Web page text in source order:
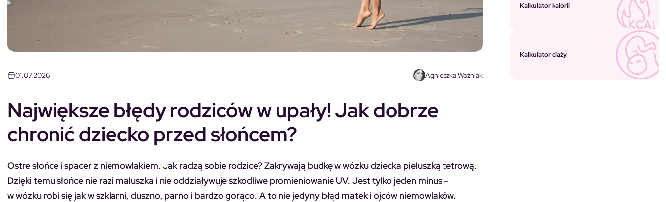
01.07.2026 Agnieszka Woźniak
Największe błędy rodziców w upały! Jak dobrze
chronić dziecko przed słońcem?
Ostre słońce i spacer z niemowlakiem. Jak radzą sobie rodzice? Zakrywają budkę w wózku dziecka pieluszką tetrową.
Dzięki temu słońce nie razi maluszka i nie oddziaływuje szkodliwe promieniowanie UV. Jest tylko jeden minus –
w wózku robi się jak w szklarni, duszno, parno i bardzo gorąco. A to nie jedyny błąd matek i ojców niemowlaków.
Kalkulator kalorii
Kalkulator ciąży